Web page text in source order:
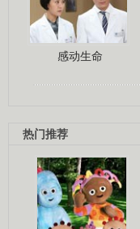
感动生命
热门推荐